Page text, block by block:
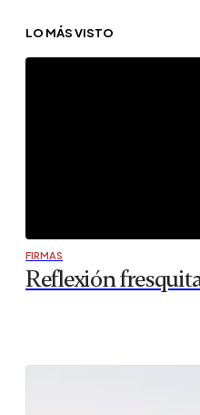
LO MÁS VISTO
FIRMAS
Reflexión